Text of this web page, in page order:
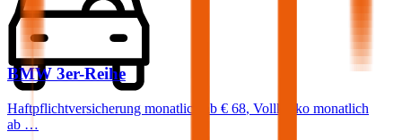
BMW 3er-Reihe
Haftpflichtversicherung monatlich ab € 68, Vollkasko monatlich
ab …